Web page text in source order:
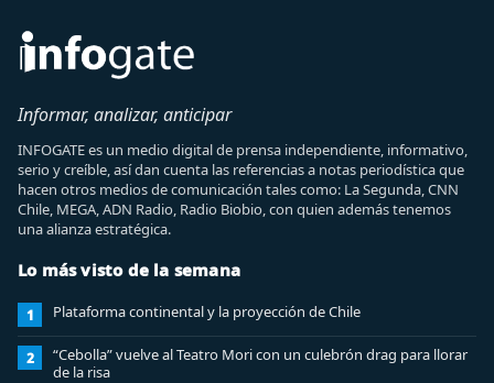
Informar, analizar, anticipar
INFOGATE es un medio digital de prensa independiente, informativo,
serio y creíble, así dan cuenta las referencias a notas periodística que
hacen otros medios de comunicación tales como: La Segunda, CNN
Chile, MEGA, ADN Radio, Radio Biobio, con quien además tenemos
una alianza estratégica.
Lo más visto de la semana
1 Plataforma continental y la proyección de Chile
2
“Cebolla” vuelve al Teatro Mori con un culebrón drag para llorar
de la risa